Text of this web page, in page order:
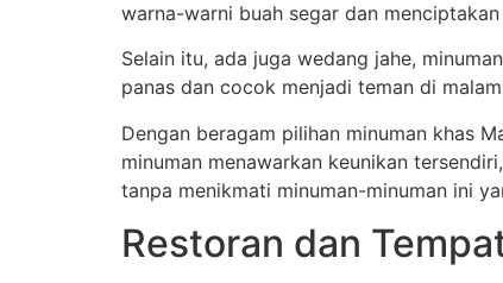
warna-warni buah segar dan
Selain itu, ada juga wedang jahe,
panas dan cocok menjadi teman di
Dengan beragam pilihan minuman khas
minuman menawarkan keunikan
tanpa menikmati minuman-minuman ini
Restoran dan